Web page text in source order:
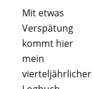
Mit etwas
Verspätung
kommt hier
mein
vierteljährlicher